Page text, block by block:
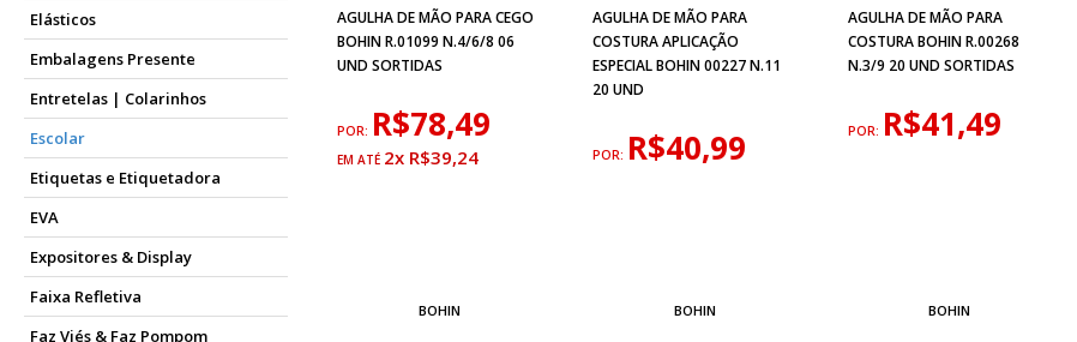
Elásticos
Embalagens Presente
Entretelas | Colarinhos
Escolar
Etiquetas e Etiquetadora
EVA
Expositores & Display
Faixa Refletiva
Faz Viés & Faz Pompom
AGULHA DE MÃO PARA CEGO
BOHIN R.01099 N.4/6/8 06
UND SORTIDAS
POR: R$78,49
2x R$39,24
BOHIN
AGULHA DE MÃO PARA
COSTURA APLICAÇÃO
ESPECIAL BOHIN 00227 N.11
20 UND
POR: R$40,99
BOHIN
AGULHA DE MÃO PARA
COSTURA BOHIN R.00268
N.3/9 20 UND SORTIDAS
POR: R$41,49
BOHIN